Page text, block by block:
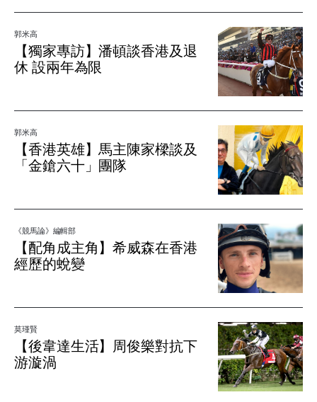
郭米高
【獨家專訪】潘頓談香港及退
休 設兩年為限
郭米高
【香港英雄】馬主陳家樑談及
「金鎗六十」團隊
《競馬論》編輯部
【配角成主角】希威森在香港
經歷的蛻變
莫瑾賢
【後韋達生活】周俊樂對抗下
游漩渦